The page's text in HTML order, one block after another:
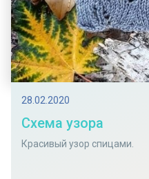
28.02.2020
Схема узора
Красивый узор спицами.